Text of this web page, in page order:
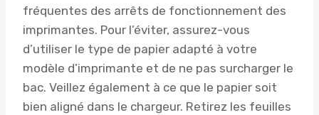
fréquentes des arrêts de fonctionnement des
imprimantes. Pour l’éviter, assurez-vous
d’utiliser le type de papier adapté à votre
modèle d’imprimante et de ne pas surcharger le
bac. Veillez également à ce que le papier soit
bien aligné dans le chargeur. Retirez les feuilles